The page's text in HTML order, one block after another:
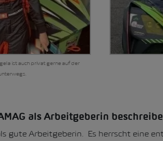
ist auch privat gerne auf der
als Arbeitgeberin
gute Arbeitgeberin. Es herrscht eine